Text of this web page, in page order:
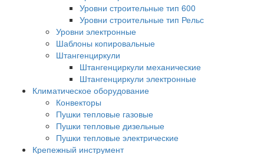
Уровни строительные тип 600
Уровни строительные тип Рельс
Уровни электронные
Шаблоны копировальные
Штангенциркули
Штангенциркули механические
Штангенциркули электронные
Климатическое оборудование
Конвекторы
Пушки тепловые газовые
Пушки тепловые дизельные
Пушки тепловые электрические
Крепежный инструмент